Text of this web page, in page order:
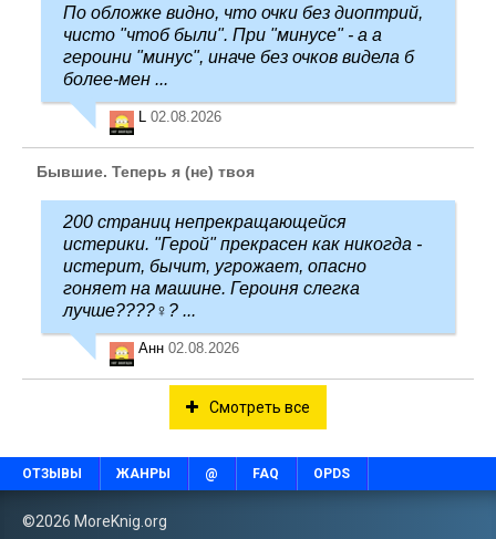
По обложке видно, что очки без диоптрий,
чисто "чтоб были". При "минусе" - а а
героини "минус", иначе без очков видела б
более-мен ...
L 02.08.2026
Бывшие. Теперь я (не) твоя
200 страниц непрекращающейся
истерики. "Герой" прекрасен как никогда -
истерит, бычит, угрожает, опасно
гоняет на машине. Героиня слегка
лучше????‍♀️? ...
Анн 02.08.2026
Смотреть все
ОТЗЫВЫ ЖАНРЫ @ FAQ OPDS
©2026 MoreKnig.org